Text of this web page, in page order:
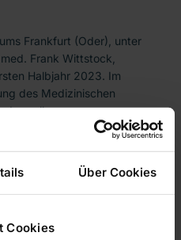
Über Cookies
Cookies
Frankfurt (Oder), unter
Frank Wittstock,
Halbjahr 2023. Im
des Medizinischen
dass alle
der Qualitätssicherungs-
der Patientinnen
hohem Standard und